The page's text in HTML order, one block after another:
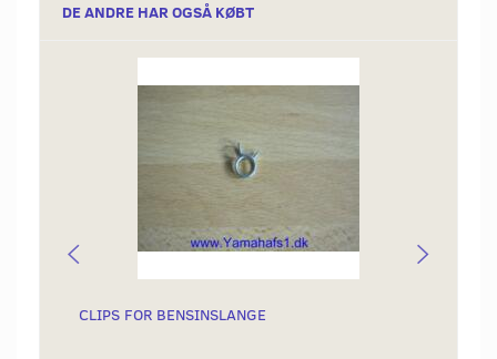
DE ANDRE HAR OGSÅ KØBT
CLIPS FOR BENSINSLANGE